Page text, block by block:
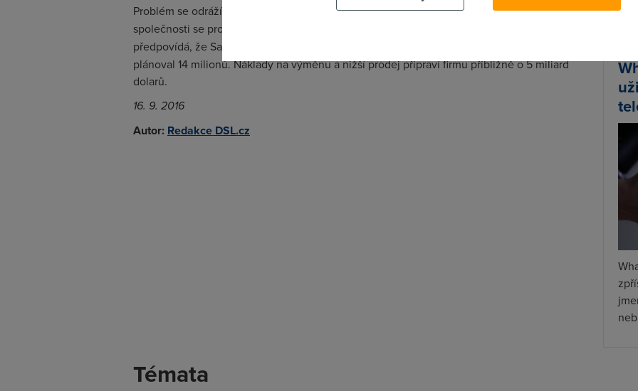
Problém se odráží i na akciích firmy, jejich kurz klesl za dva dnyo 11 procenta tržní hodnota
společnosti se propadla až o
předpovídá, že Samsung letos prodá méně než 10 milionů modelů
plánoval 14 milionů. Náklady na výměnu a nižší prodej připraví firmu přibližně o 5 miliard
dolarů.
16. 9. 2016
Autor: Redakce DSL.cz
Témata